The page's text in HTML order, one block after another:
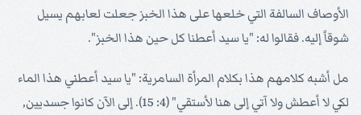
الأوصاف السالفة التي خلعها على هذا الخبز جعلت لعابهم يسيل
شوقاً إليه. فقالوا له: "يا سيد أعطنا كل حين هذا الخبز".
مل أشبه كلامهم هذا بكلام المرأة السامرية: "يا سيد أعطني هذا الماء
لكي لا أعطش ولا آتي إلى هنا لأستقي" (4: 15). إلى الآن كانوا جسديين,